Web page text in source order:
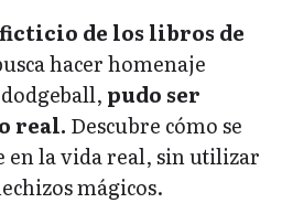
de los libros de
hacer homenaje
pudo ser
real. Descubre cómo se
en la vida real, sin utilizar
mágicos.